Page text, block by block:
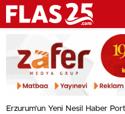
Erzurum'un Yeni Nesil Haber